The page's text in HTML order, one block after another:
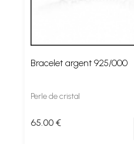
Bracelet argent 925/000
Perle de cristal
65.00 €